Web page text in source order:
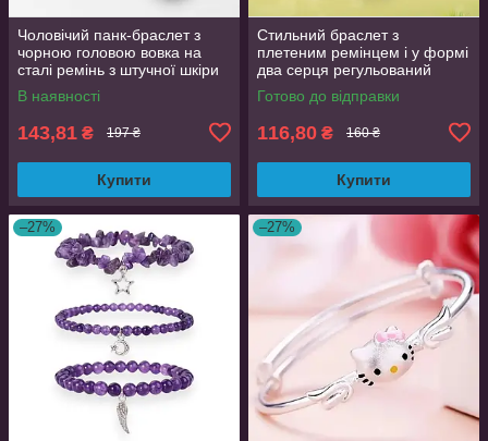
Чоловічий панк-браслет з
чорною головою вовка на
сталі ремінь з штучної шкіри
ручної роботи HUANMIN
чорний AurumLux4068
В наявності
143,81 ₴ 197 ₴
Купити
Стильний браслет з
плетеним ремінцем і у формі
два серця регульований
браслет з нержавіючої сталі
Зелений
Готово до відправки
116,80 ₴ 160 ₴
Купити
–27% –27%